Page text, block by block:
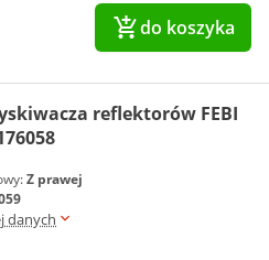
do koszyka
reflektorów FEBI
Z prawej
danych